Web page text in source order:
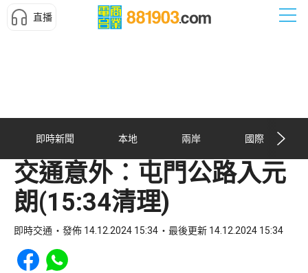
直播
即時新聞 本地 兩岸 國際
交通意外︰屯門公路入元
朗(15:34清理)
即時交通 發佈 14.12.2024 15:34 最後更新 14.12.2024 15:34
Share to Facebook
Share to WhatsApp